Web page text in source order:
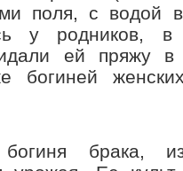
поля, с водой
у родников, в
ей пряжу
богиней
брака,